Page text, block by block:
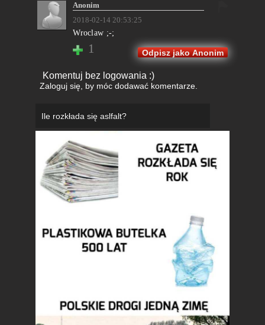
Anonim
2018-02-14 20:53:25
Wroclaw ;-;
1 Odpisz jako Anonim
Komentuj bez logowania :)
Zaloguj się, by móc dodawać komentarze.
Ile rozkłada się aslfalt?